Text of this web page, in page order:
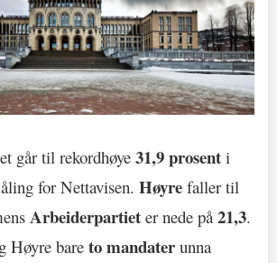
går til rekordhøye 31,9 prosent i
for Nettavisen. Høyre faller til
Arbeiderpartiet er nede på21,3.
Høyre bare to mandater unna